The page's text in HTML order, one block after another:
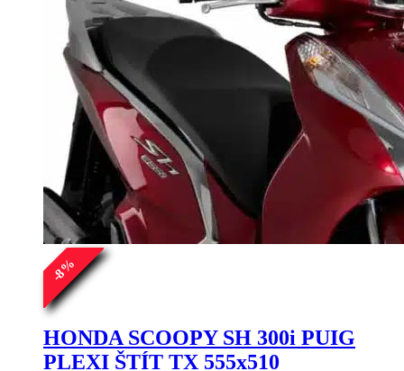
-
8
%
HONDA SCOOPY SH 300i PUIG
PLEXI ŠTÍT TX 555x510